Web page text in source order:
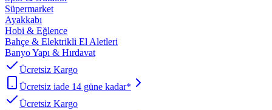
Süpermarket
Ayakkabı
Hobi & Eğlence
Bahçe & Elektrikli El Aletleri
Banyo Yapı & Hırdavat
Ücretsiz Kargo
Ücretsiz iade 14 güne kadar*
Ücretsiz Kargo